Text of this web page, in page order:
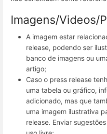
Imagens/Videos/
A imagem estar
release, podendo ser
banco de imagens ou
artigo;
Caso o press release
uma tabela ou gráfico,
adicionado, mas que
uma imagem ilustrativa
release. Enviar